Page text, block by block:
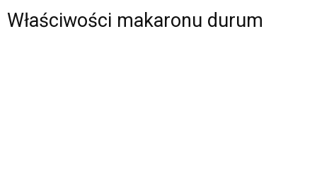
Właściwości makaronu durum